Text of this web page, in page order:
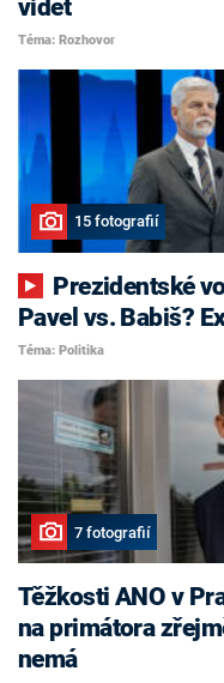
vidět
Téma: Rozhovor
15 fotografií
Pavel vs. Babiš?
Téma: Politika
7 fotografií
Těžkosti ANO v
na primátora
nemá